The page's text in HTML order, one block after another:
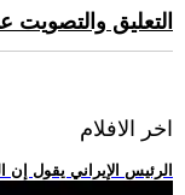
التعليق
اخر الافلام
.. الرئيس الإيراني يقول